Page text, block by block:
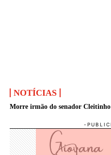
NOTÍCIAS
Morre irmão do senador Cleitinho